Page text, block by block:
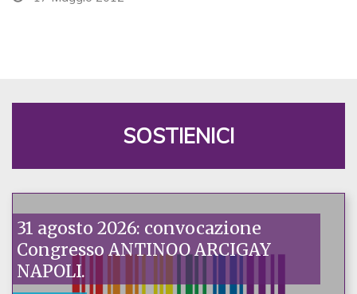
SOSTIENICI
31 agosto 2026: convocazione
Congresso ANTINOO ARCIGAY
NAPOLI.